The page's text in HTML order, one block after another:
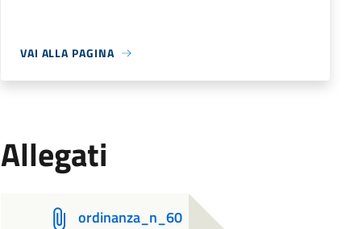
VAI ALLA PAGINA
Allegati
ordinanza_n_60